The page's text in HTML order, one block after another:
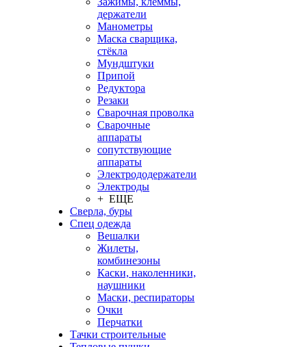
держатели
Манометры
Маска сварщика,
стёкла
Мундштуки
Припой
Редуктора
Резаки
Сварочная проволка
Сварочные
аппараты
сопутствующие
аппараты
Электрододержатели
Электроды
+ ЕЩЕ
Сверла, буры
Спец одежда
Вешалки
Жилеты,
комбинезоны
Каски, наколенники,
наушники
Маски, респираторы
Очки
Перчатки
Тачки строительные